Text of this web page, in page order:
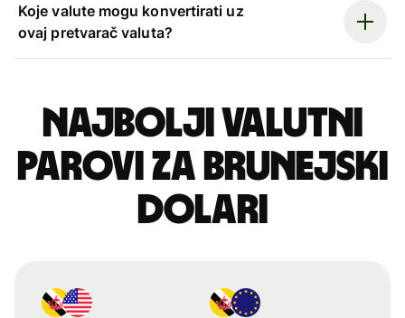
Koje valute mogu konvertirati uz
ovaj pretvarač valuta?
Najbolji valutni
parovi za brunejski
dolari